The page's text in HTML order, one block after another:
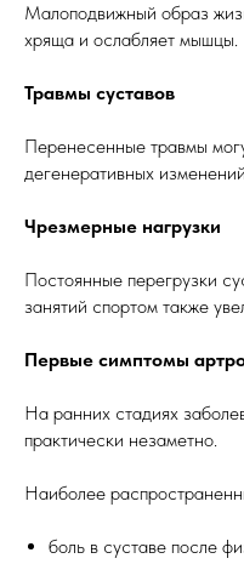
Малоподвижный образ
хряща и ослабляет мышцы.
Травмы суставов
Перенесенные травмы
дегенеративных
Чрезмерные нагрузки
Постоянные перегрузки
занятий спортом также
Первые симптомы
На ранних стадиях
практически незаметно.
Наиболее
боль в суставе после